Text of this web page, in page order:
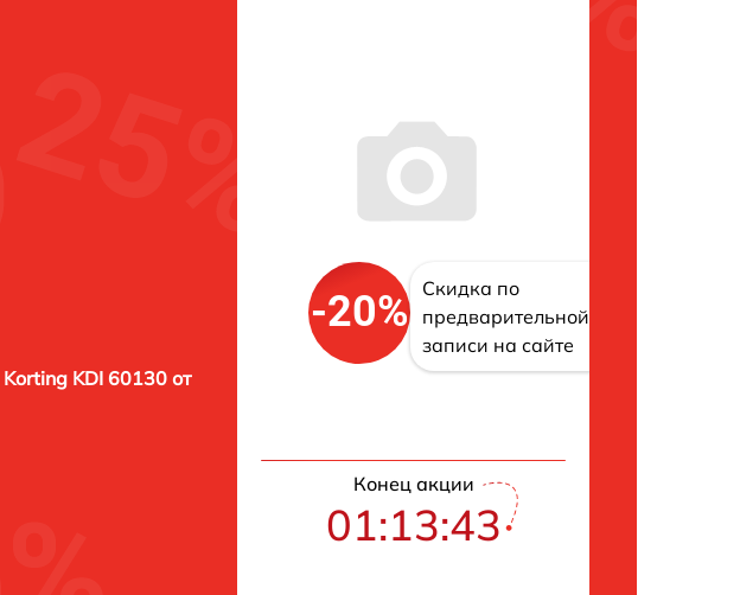
Korting KDI 60130 от
-20%
Скидка по
предварительной
записи на сайте
Конец акции
01:13:42